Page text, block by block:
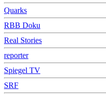
Quarks
RBB Doku
Real Stories
reporter
Spiegel TV
SRF